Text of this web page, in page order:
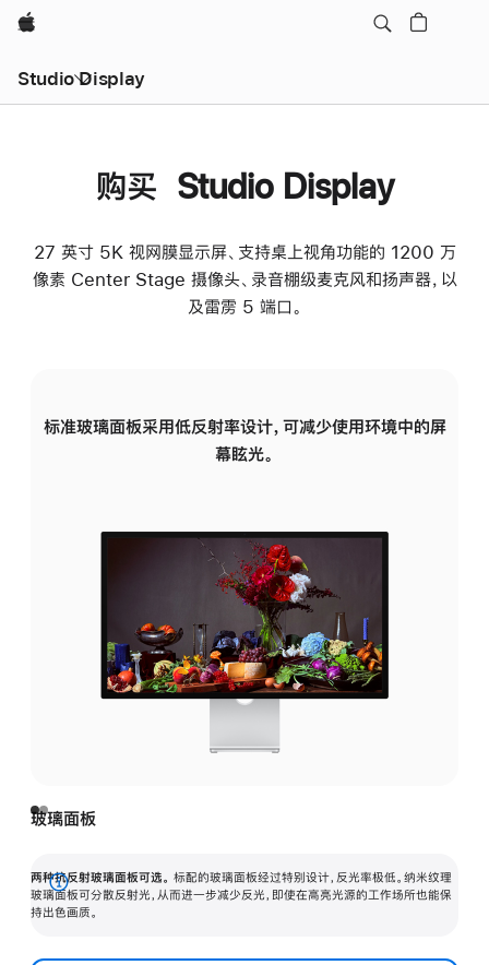
Apple
Studio Display
购买 Studio Display
27 英寸 5K 视网膜显示屏、支持桌上视角功能的 1200 万
像素 Center Stage 摄像头、录音棚级麦克风和扬声器，以
及雷雳 5 端口。
标准玻璃面板采用低反射率设计，可减少使用环境中的屏
幕眩光。
玻璃面板
两种抗反射玻璃面板可选。 标配的玻璃面板经过特别设计，反光率极低。纳米纹理
玻璃面板可分散反射光，从而进一步减少反光，即使在高亮光源的工作场所也能保
持出色画质。
展
开